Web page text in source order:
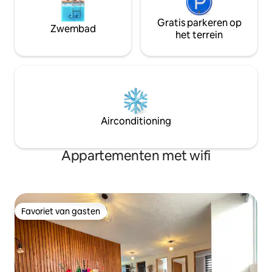
Zwembad
Gratis parkeren op
het terrein
Airconditioning
Appartementen met wifi
Favoriet van gasten
Favoriet van gasten